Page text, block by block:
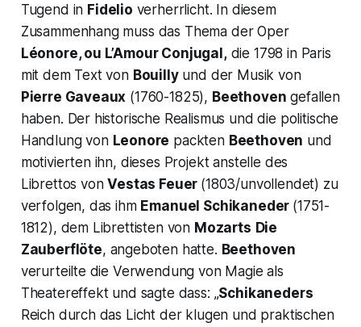
Tugend in Fidelio verherrlicht. In diesem
Zusammenhang muss das Thema der Oper
Léonore, ou L’Amour Conjugal,die 1798 in Paris
mit dem Text von Bouillyund der Musik von
Pierre Gaveaux (1760-1825), Beethoven gefallen
haben. Der historische Realismus und die politische
Handlung von Leonore packten Beethoven und
motivierten ihn, dieses Projekt anstelle des
Librettos vonVestas Feuer (1803/unvollendet) zu
verfolgen, das ihm Emanuel Schikaneder (1751-
1812), dem Librettisten von Mozarts Die
Zauberflöte, angeboten hatte. Beethoven
verurteilte die Verwendung von Magie als
Theatereffekt und sagte dass: „Schikaneders
Reich durch das Licht der klugen und praktischen